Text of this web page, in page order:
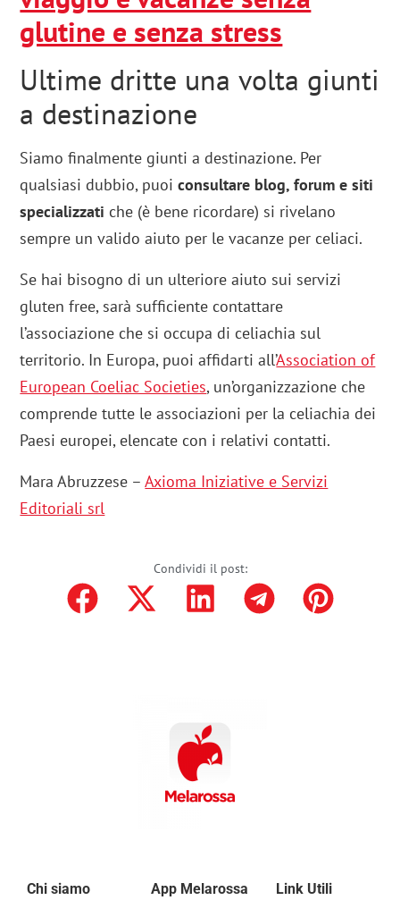
Ultime dritte una volta giunti
a destinazione
Siamo finalmente giunti a destinazione. Per
qualsiasi dubbio, puoiconsultare blog, forum e siti
specializzati che (è bene ricordare) si rivelano
sempre un valido aiuto per le vacanze per celiaci.
Se hai bisogno di un ulteriore aiuto sui servizi
gluten free, sarà sufficiente contattare
l’associazione che si occupa di celiachia sul
territorio. In Europa, puoi affidarti all’Association of
European Coeliac Societies, un’organizzazione che
comprende tutte le associazioni per la celiachia dei
Paesi europei, elencate con i relativi contatti.
Mara Abruzzese –Axioma Iniziative e Servizi
Editoriali srl
Condividi il post:
Chi siamo App Melarossa Link Utili